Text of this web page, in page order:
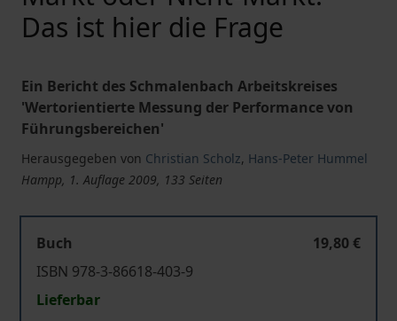
Das ist hier die Frage
Ein Bericht des Schmalenbach Arbeitskreises
'Wertorientierte Messung der Performance von
Führungsbereichen'
Herausgegeben von Christian Scholz, Hans-Peter Hummel
Hampp, 1. Auflage 2009, 133 Seiten
Buch
19,80 €
ISBN 978-3-86618-403-9
Lieferbar